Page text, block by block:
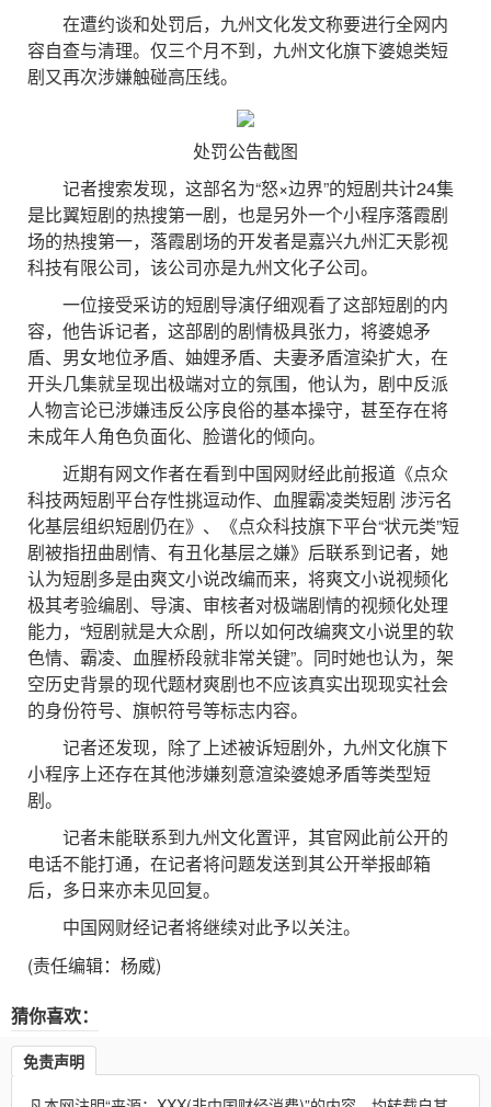
在遭约谈和处罚后，九州文化发文称要进行全网内
容自查与清理。仅三个月不到，九州文化旗下婆媳类短
剧又再次涉嫌触碰高压线。
处罚公告截图
记者搜索发现，这部名为“怒×边界”的短剧共计24集
是比翼短剧的热搜第一剧，也是另外一个小程序落霞剧
场的热搜第一，落霞剧场的开发者是嘉兴九州汇天影视
科技有限公司，该公司亦是九州文化子公司。
一位接受采访的短剧导演仔细观看了这部短剧的内
容，他告诉记者，这部剧的剧情极具张力，将婆媳矛
盾、男女地位矛盾、妯娌矛盾、夫妻矛盾渲染扩大，在
开头几集就呈现出极端对立的氛围，他认为，剧中反派
人物言论已涉嫌违反公序良俗的基本操守，甚至存在将
未成年人角色负面化、脸谱化的倾向。
近期有网文作者在看到中国网财经此前报道《点众
科技两短剧平台存性挑逗动作、血腥霸凌类短剧 涉污名
化基层组织短剧仍在》、《点众科技旗下平台“状元类”短
剧被指扭曲剧情、有丑化基层之嫌》后联系到记者，她
认为短剧多是由爽文小说改编而来，将爽文小说视频化
极其考验编剧、导演、审核者对极端剧情的视频化处理
能力，“短剧就是大众剧，所以如何改编爽文小说里的软
色情、霸凌、血腥桥段就非常关键”。同时她也认为，架
空历史背景的现代题材爽剧也不应该真实出现现实社会
的身份符号、旗帜符号等标志内容。
记者还发现，除了上述被诉短剧外，九州文化旗下
小程序上还存在其他涉嫌刻意渲染婆媳矛盾等类型短
剧。
记者未能联系到九州文化置评，其官网此前公开的
电话不能打通，在记者将问题发送到其公开举报邮箱
后，多日来亦未见回复。
中国网财经记者将继续对此予以关注。
(责任编辑：杨威)
猜你喜欢：
免责声明